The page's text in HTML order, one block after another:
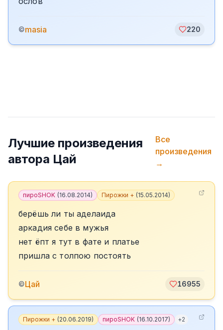
©masia 220
Лучшие произведения
автора Цай
Все
произведения
→
пироSHOK (16.08.2014) Пирожки + (15.05.2014)
берёшь ли ты аделаида
аркадия себе в мужья
нет ёпт я тут в фате и платье
пришла с толпою постоять
©Цай 16955
Пирожки + (20.06.2019) пироSHOK (16.10.2017) +2